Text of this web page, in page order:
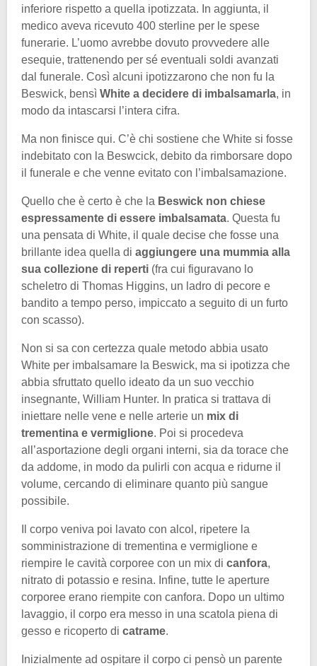
inferiore rispetto a quella ipotizzata. In aggiunta, il
medico aveva ricevuto 400 sterline per le spese
funerarie. L’uomo avrebbe dovuto provvedere alle
esequie, trattenendo per sé eventuali soldi avanzati
dal funerale. Così alcuni ipotizzarono che non fu la
Beswick, bensì White a decidere di imbalsamarla, in
modo da intascarsi l’intera cifra.
Ma non finisce qui. C’è chi sostiene che White si fosse
indebitato con la Beswcick, debito da rimborsare dopo
il funerale e che venne evitato con l’imbalsamazione.
Quello che è certo è che la Beswick non chiese
espressamente di essere imbalsamata. Questa fu
una pensata di White, il quale decise che fosse una
brillante idea quella di aggiungere una mummia alla
sua collezione di reperti (fra cui figuravano lo
scheletro di Thomas Higgins, un ladro di pecore e
bandito a tempo perso, impiccato a seguito di un furto
con scasso).
Non si sa con certezza quale metodo abbia usato
White per imbalsamare la Beswick, ma si ipotizza che
abbia sfruttato quello ideato da un suo vecchio
insegnante, William Hunter. In pratica si trattava di
iniettare nelle vene e nelle arterie un mix di
trementina e vermiglione. Poi si procedeva
all’asportazione degli organi interni, sia da torace che
da addome, in modo da pulirli con acqua e ridurne il
volume, cercando di eliminare quanto più sangue
possibile.
Il corpo veniva poi lavato con alcol, ripetere la
somministrazione di trementina e vermiglione e
riempire le cavità corporee con un mix di canfora,
nitrato di potassio e resina. Infine, tutte le aperture
corporee erano riempite con canfora. Dopo un ultimo
lavaggio, il corpo era messo in una scatola piena di
gesso e ricoperto di catrame.
Inizialmente ad ospitare il corpo ci pensò un parente